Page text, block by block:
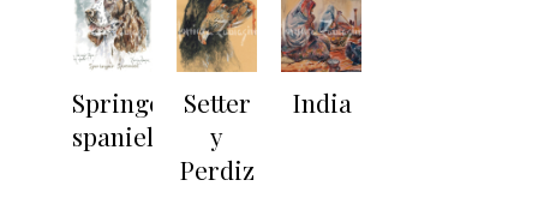
Springer
spaniel
Setter
y
Perdiz
India